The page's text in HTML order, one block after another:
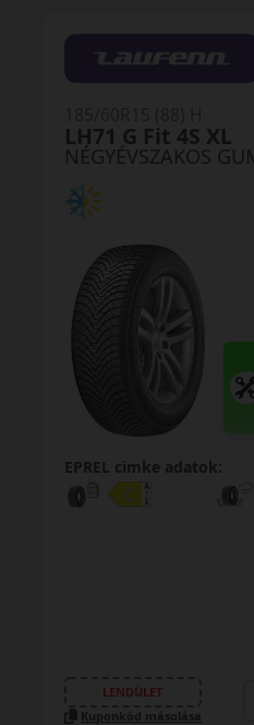
NÉGYÉVSZAKOS
LH71 G Fit 4S XL
EPREL cimke adatok:
LENDÜLET
Kuponkód másolása